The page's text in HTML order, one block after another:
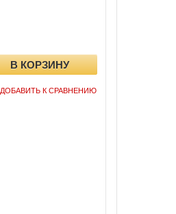
ДОБАВИТЬ К СРАВНЕНИЮ